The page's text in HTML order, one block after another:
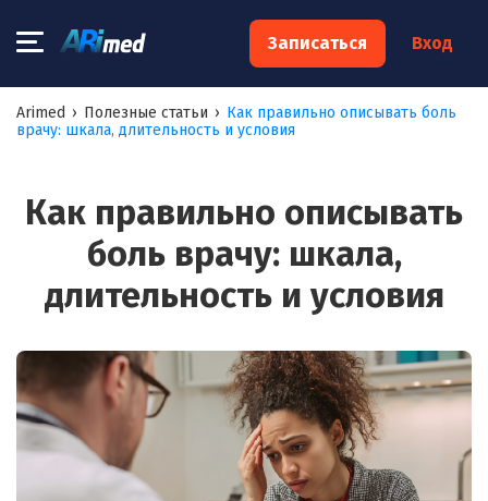
Записаться Вход
Arimed › Полезные статьи › Как правильно описывать боль
врачу: шкала, длительность и условия
Как правильно описывать
боль врачу: шкала,
длительность и условия
×
Запишитесь на консультацию к
специалисту
Ваш телефон:*
Я согласен на обработку моих персональных данных